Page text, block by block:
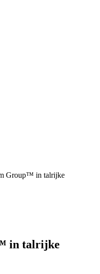
Group™ in talrijke
in talrijke